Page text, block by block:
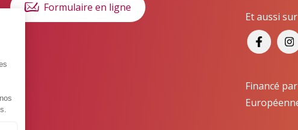
Formulaire en ligne
Et aussi
Financé